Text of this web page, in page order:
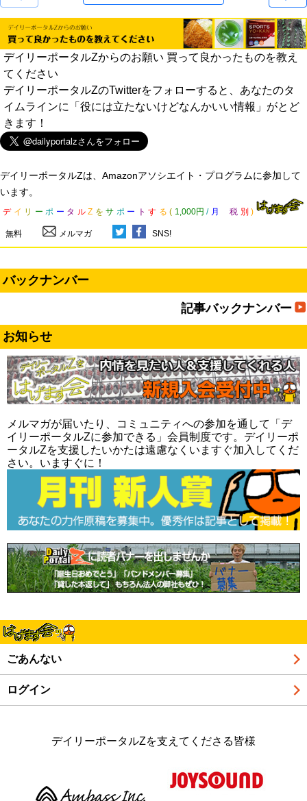
デイリーポータルZからのお願い 買って良かったものを教え
てください
デイリーポータルZのTwitterをフォローすると、あなたのタ
イムラインに「役には立たないけどなんかいい情報」がとど
きます！
デイリーポータルZは、Amazonアソシエイト・プログラムに参加して
います。
デ イ リ ー ポ ー タ ル Z を サ ポ ー ト す る ( 1,000円 / 月 税 別 )
無料 メルマガ SNS!
バックナンバー
記事バックナンバー
お知らせ
メルマガが届いたり、コミュニティへの参加を通して「デ
イリーポータルZに参加できる」会員制度です。デイリーポ
ータルZを支援したいかたは遠慮なくいますぐ加入してくだ
さい。いますぐに！
ごあんない
ログイン
デイリーポータルZを支えてくださる皆様